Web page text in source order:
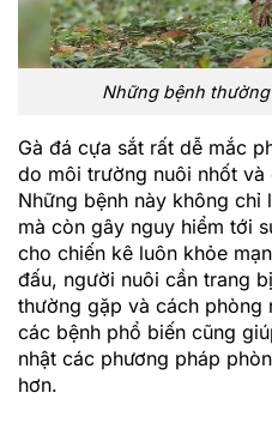
Những bệnh
Gà đá cựa sắt rất dễ mắc
do môi trường nuôi nhốt
Những bệnh này không chỉ
mà còn gây nguy hiểm tới
cho chiến kê luôn khỏe
đấu, người nuôi cần trang
thường gặp và cách phòng
các bệnh phổ biến cũng
nhật các phương pháp
hơn.